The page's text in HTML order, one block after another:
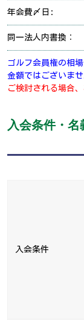
年会費〆日:
同一法人内書換：
ゴルフ会員権の相
金額ではございませ
ご検討される場合
入会条件・
入会条件